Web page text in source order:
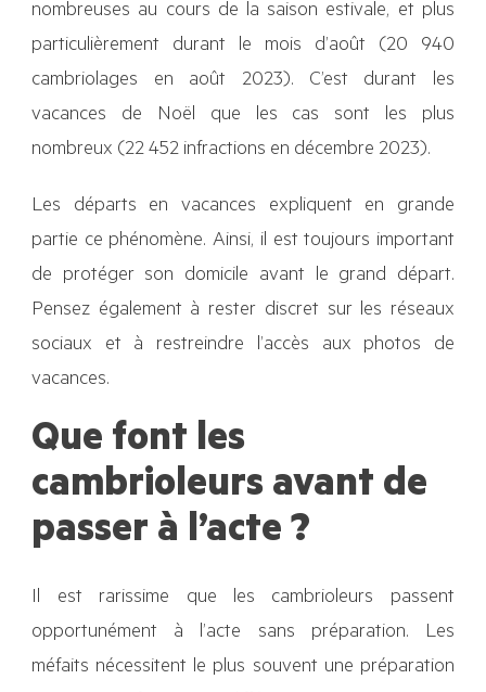
nombreuses au cours de la saison estivale, et plus
particulièrement durant le mois d’août (20 940
cambriolages en août 2023). C’est durant les
vacances de Noël que les cas sont les plus
nombreux (22 452 infractions en décembre 2023).
Les départs en vacances expliquent en grande
partie ce phénomène. Ainsi, il est toujours important
de protéger son domicile avant le grand départ.
Pensez également à rester discret sur les réseaux
sociaux et à restreindre l’accès aux photos de
vacances.
Que font les
cambrioleurs avant de
passer à l’acte ?
Il est rarissime que les cambrioleurs passent
opportunément à l’acte sans préparation. Les
méfaits nécessitent le plus souvent une préparation